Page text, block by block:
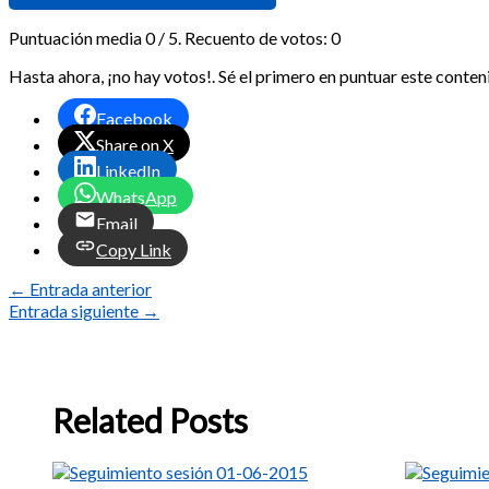
Puntuación media0/ 5. Recuento de votos: 0
Hasta ahora, ¡no hay votos!. Sé el primero en puntuar este
Facebook
Share on X
LinkedIn
WhatsApp
Email
Copy Link
← Entrada anterior
Entrada siguiente →
Related Posts